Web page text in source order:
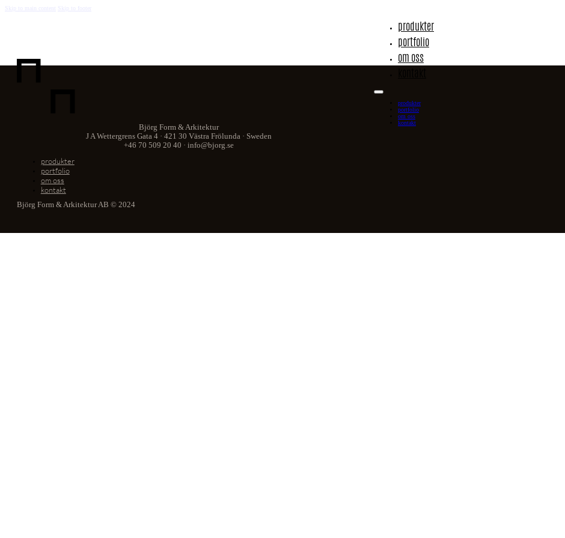
produkter
portfolio
om oss
produkter
portfolio
om oss
kontakt
Björg Form & Arkitektur
J A Wettergrens Gata 4 · 421 30 Västra Frölunda · Sweden
+46 70 509 20 40 · info@bjorg.se
produkter
portfolio
om oss
kontakt
Björg Form & Arkitektur AB © 2024